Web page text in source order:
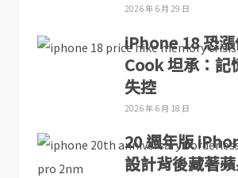
2026 年 6 月 29 日
iPhone 18 恐
Cook 坦承：記
失控
2026 年 6 月 18 日
20 週年版
設計背後藏著